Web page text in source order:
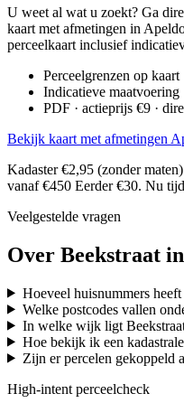
U weet al wat u zoekt? Ga
kaart met afmetingen in
perceelkaart inclusief
Perceelgrenzen op kaart
Indicatieve maatvoering
PDF · actieprijs €9 ·
Bekijk kaart met afmetingen
Kadaster €2,95 (zonder
vanaf €450 Eerder €30. Nu
Veelgestelde vragen
Over Beekstraat
Hoeveel huisnummers
Welke postcodes vallen
In welke wijk ligt
Hoe bekijk ik een
Zijn er percelen gekoppeld
High-intent perceelcheck